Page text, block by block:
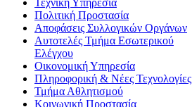
Τεχνική Υπηρεσία
Πολιτική Προστασία
Αποφάσεις Συλλογικών Οργάνων
Αυτοτελές Τμήμα Εσωτερικού
Ελέγχου
Οικονομική Υπηρεσία
Πληροφορική & Νέες Τεχνολογίες
Τμήμα Αθλητισμού
Κοινωνική Προστασία